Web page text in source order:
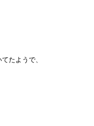
たようで、